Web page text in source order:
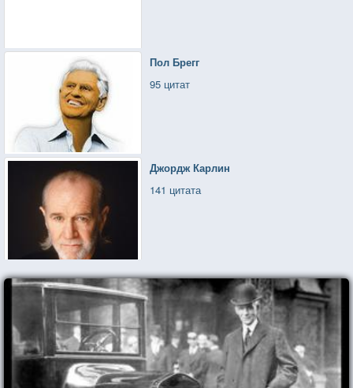
Пол Брегг
95 цитат
Джордж Карлин
141 цитата